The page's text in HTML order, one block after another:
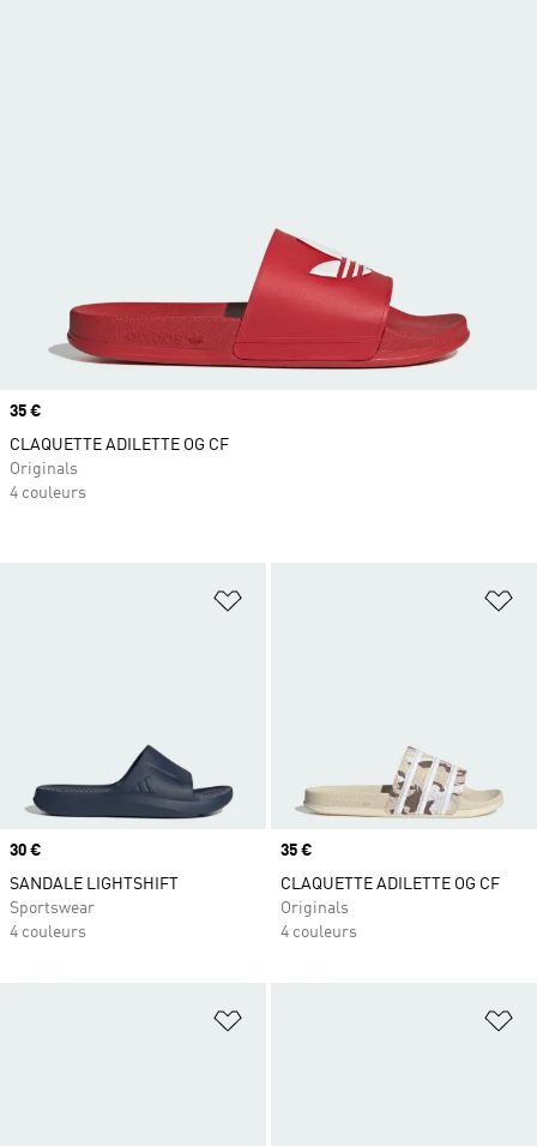
Ajouter à la Liste de produits
Prix
30 €
SANDALE LIGHTSHIFT
Sportswear
4 couleurs
Prix
35 €
CLAQUETTE ADILETTE OG CF
Originals
4 couleurs
Ajouter à la Liste de produits
Prix
35 €
CLAQUETTE ADILETTE OG CF
Originals
4 couleurs